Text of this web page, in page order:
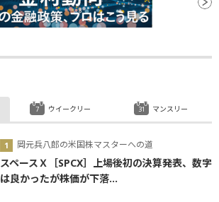
岡元兵八郎の米国株マスターへの道
スペースＸ［SPCX］上場後初の決算発表、数字
は良かったが株価が下落...
ウイークリー マンスリー